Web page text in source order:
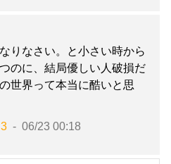
りなさい。と小さい時から
のに、結局優しい人破損だ
世界って本当に酷いと思
06/23 00:18